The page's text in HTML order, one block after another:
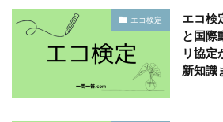
エコ検定
エコ検
と国際
リ協定
新知識